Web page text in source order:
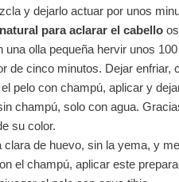
y dejarlo actuar por unos
para aclarar el cabelloos
una olla pequeña hervir unos
de cinco minutos. Dejar
pelo con champú, aplicar y
champú, solo con agua.
su color.
clara de huevo, sin la yema, y
el champú, aplicar este